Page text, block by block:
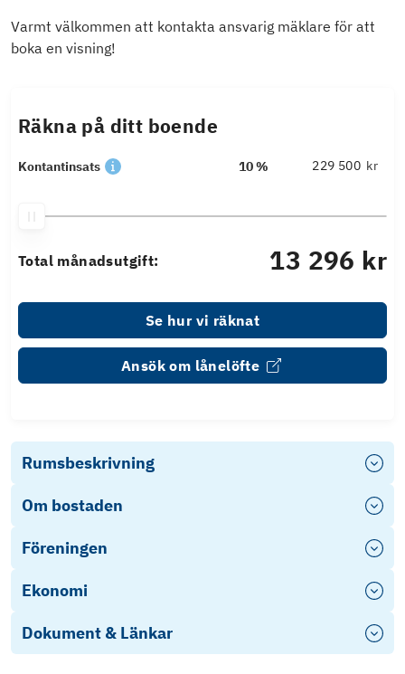
Varmt välkommen att kontakta ansvarig mäklare för att
boka en visning!
Räkna på ditt boende
Kontantinsats 10 % kr
Total månadsutgift: 13 296 kr
Se hur vi räknat
Ansök om lånelöfte
Rumsbeskrivning
Om bostaden
Föreningen
Ekonomi
Dokument & Länkar